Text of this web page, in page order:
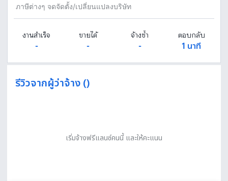
ภาษีต่างๆ จดจัดตั้ง/เปลี่ยนแปลงบริษัท
งานสำเร็จ
-
ขายได้
-
จ้างซ้ำ
-
ตอบกลับ
1 นาที
รีวิวจากผู้ว่าจ้าง ()
เริ่มจ้างฟรีแลนซ์คนนี้ และให้คะแนน